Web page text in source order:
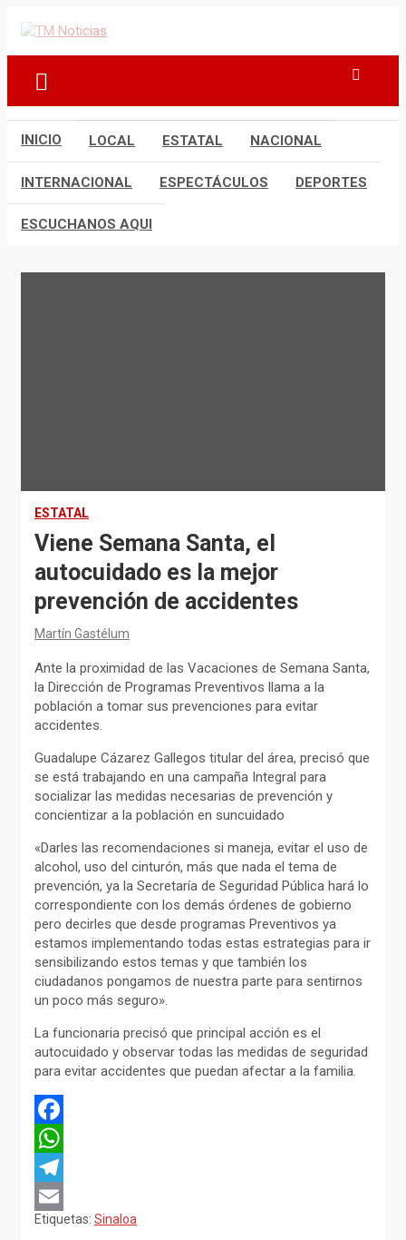
contenido
TM Noticias
INICIO LOCAL ESTATAL NACIONAL
INTERNACIONAL ESPECTÁCULOS DEPORTES
ESCUCHANOS AQUI
ESTATAL
Viene Semana Santa, el
autocuidado es la mejor
prevención de accidentes
Martín Gastélum
Ante la proximidad de las Vacaciones de Semana Santa,
la Dirección de Programas Preventivos llama a la
población a tomar sus prevenciones para evitar
accidentes.
Guadalupe Cázarez Gallegos titular del área, precisó que
se está trabajando en una campaña Integral para
socializar las medidas necesarias de prevención y
concientizar a la población en suncuidado
«Darles las recomendaciones si maneja, evitar el uso de
alcohol, uso del cinturón, más que nada el tema de
prevención, ya la Secretaría de Seguridad Pública hará lo
correspondiente con los demás órdenes de gobierno
pero decirles que desde programas Preventivos ya
estamos implementando todas estas estrategias para ir
sensibilizando estos temas y que también los
ciudadanos pongamos de nuestra parte para sentirnos
un poco más seguro».
La funcionaria precisó que principal acción es el
autocuidado y observar todas las medidas de seguridad
para evitar accidentes que puedan afectar a la familia.
F
a
c
e
W
h
a
T
e
EEtiquetas: Sinaloa